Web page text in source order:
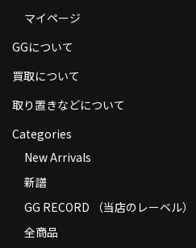
商品の発送
返品
コンディション
Privacy Policy
特定商取引法に基づく表示
Contact
マイページ
GGについて
買取について
取り置きなどについて
Categories
New Arrivals
新譜
GG RECORD （当店のレーベル）
全商品